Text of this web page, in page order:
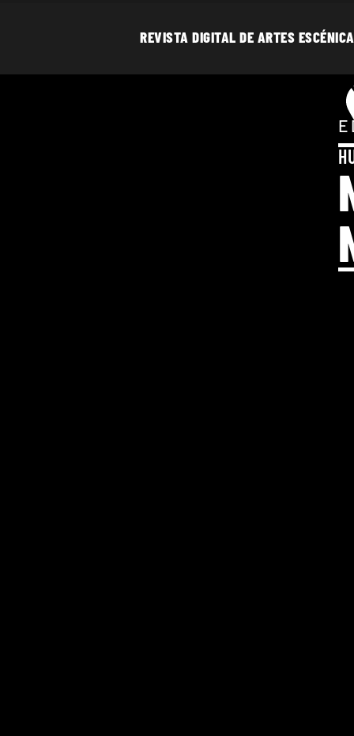
REVISTA DIGITAL DE ARTES ESCÉNICAS